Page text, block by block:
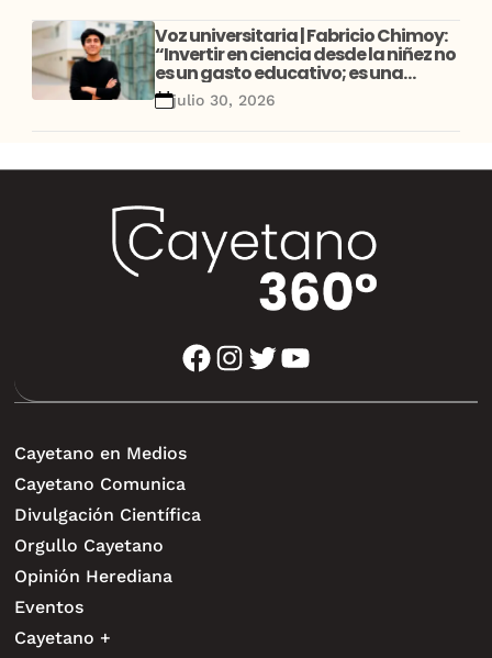
Voz universitaria | Fabricio Chimoy:
“Invertir en ciencia desde la niñez no
es un gasto educativo; es una
decisión de desarrollo”
julio 30, 2026
facebook instagram twitter youtube
Cayetano en Medios
Cayetano Comunica
Divulgación Científica
Orgullo Cayetano
Opinión Herediana
Eventos
Cayetano +